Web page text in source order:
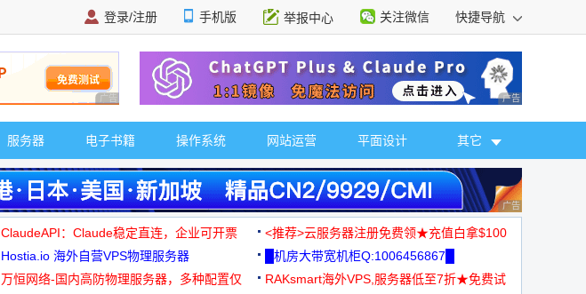
登录/注册 手机版 举报中心 关注微信 快捷导航
广告 商业广告，理性选择 广告 商业广告，理
服务器 电子书籍 操作系统 网站运营 平面设计 其它
广告 商业广告，理
ClaudeAPI：Claude稳定直连，企业可开票
<推荐>云服务器注册免费领★充值白拿$100
Hostia.io 海外自营VPS物理服务器
█机房大带宽机柜Q:1006456867█
万恒网络-国内高防物理服务器，多种配置仅
RAKsmart海外VPS,服务器低至7折★免费试